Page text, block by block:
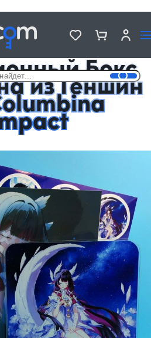
из Геншин Импакт Columbina
Бокс
из Геншин